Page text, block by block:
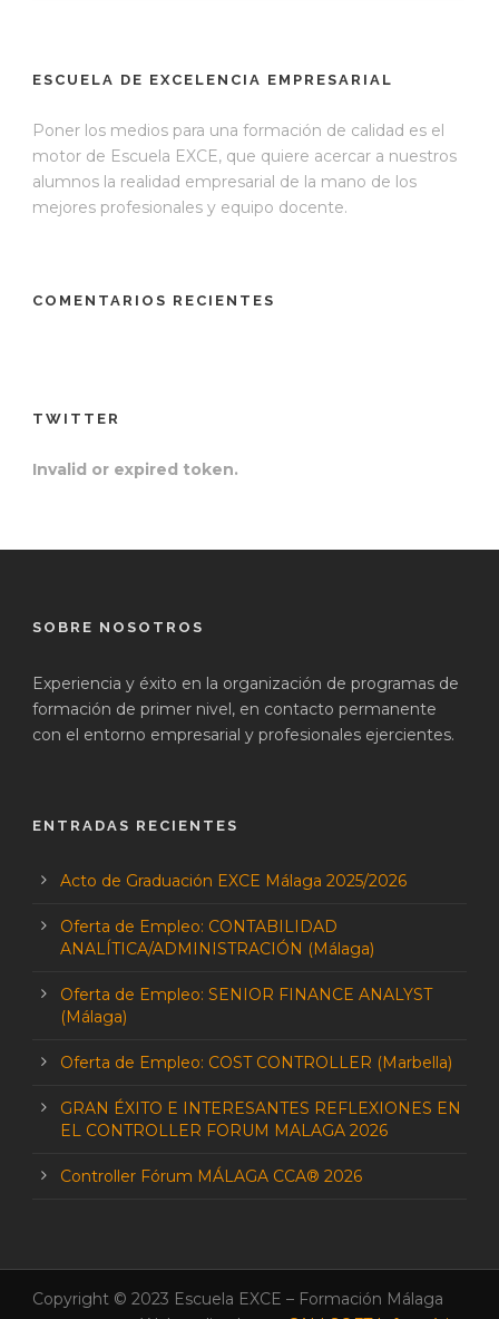
ESCUELA DE EXCELENCIA EMPRESARIAL
Poner los medios para una formación de calidad es el
motor de Escuela EXCE, que quiere acercar a nuestros
alumnos la realidad empresarial de la mano de los
mejores profesionales y equipo docente.
COMENTARIOS RECIENTES
TWITTER
Invalid or expired token.
SOBRE NOSOTROS
Experiencia y éxito en la organización de programas de
formación de primer nivel, en contacto permanente
con el entorno empresarial y profesionales ejercientes.
ENTRADAS RECIENTES
Acto de Graduación EXCE Málaga 2025/2026
Oferta de Empleo: CONTABILIDAD
ANALÍTICA/ADMINISTRACIÓN (Málaga)
Oferta de Empleo: SENIOR FINANCE ANALYST
(Málaga)
Oferta de Empleo: COST CONTROLLER (Marbella)
GRAN ÉXITO E INTERESANTES REFLEXIONES EN
EL CONTROLLER FORUM MALAGA 2026
Controller Fórum MÁLAGA CCA® 2026
Copyright © 2023 Escuela EXCE – Formación Málaga